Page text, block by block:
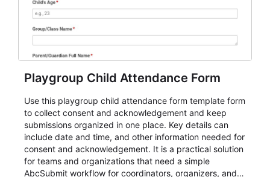
Playgroup Child Attendance Form
Use this playgroup child attendance form template form
to collect consent and acknowledgement and keep
submissions organized in one place. Key details can
include date and time, and other information needed for
consent and acknowledgement. It is a practical solution
for teams and organizations that need a simple
AbcSubmit workflow for coordinators, organizers, and